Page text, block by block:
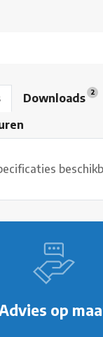
Downloads 2
op